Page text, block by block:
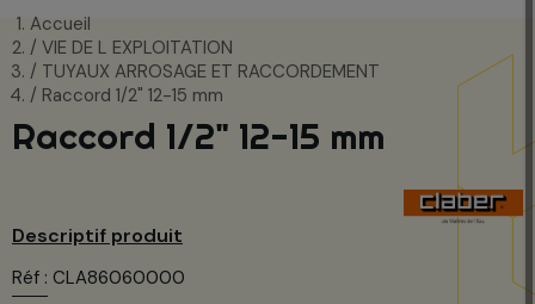
Accueil
VIE DE L EXPLOITATION
TUYAUX ARROSAGE ET RACCORDEMENT
Raccord 1/2" 12-15 mm
Raccord 1/2" 12-15 mm
Descriptif produit
Réf : CLA86060000